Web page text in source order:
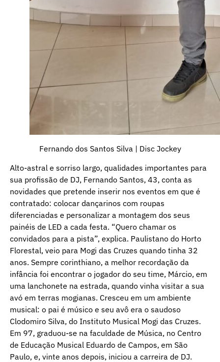
Fernando dos Santos Silva | Disc Jockey
Alto-astral e sorriso largo, qualidades importantes para
sua profissão de DJ, Fernando Santos, 43, conta as
novidades que pretende inserir nos eventos em que é
contratado: colocar dançarinos com roupas
diferenciadas e personalizar a montagem dos seus
painéis de LED a cada festa. “Quero chamar os
convidados para a pista”, explica. Paulistano do Horto
Florestal, veio para Mogi das Cruzes quando tinha 32
anos. Sempre corinthiano, a melhor recordação da
infância foi encontrar o jogador do seu time, Márcio, em
uma lanchonete na estrada, quando vinha visitar a sua
avó em terras mogianas. Cresceu em um ambiente
musical: o pai é músico e seu avô era o saudoso
Clodomiro Silva, do Instituto Musical Mogi das Cruzes.
Em 97, graduou-se na faculdade de Música, no Centro
de Educação Musical Eduardo de Campos, em São
Paulo, e, vinte anos depois, iniciou a carreira de DJ.